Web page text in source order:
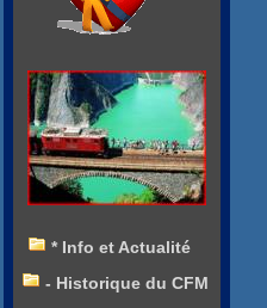
* Info et Actualité
- Historique du CFM